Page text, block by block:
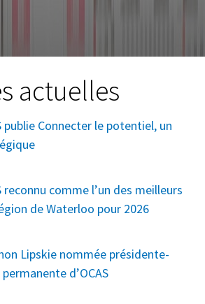
actuelles
publie Connecter le potentiel, un
reconnu comme l’un des meilleurs
de Waterloo pour 2026
Lipskie nommée présidente-
d’OCAS